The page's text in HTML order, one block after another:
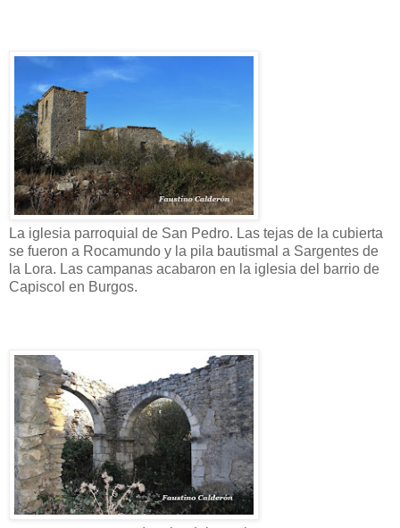
La iglesia parroquial de San Pedro. Las tejas de la cubierta
se fueron a Rocamundo y la pila bautismal a Sargentes de
la Lora. Las campanas acabaron en la iglesia del barrio de
Capiscol en Burgos.